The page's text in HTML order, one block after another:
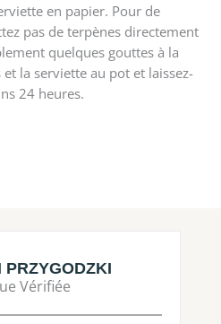
en papier. Pour de
pas de terpènes directement
quelques gouttes à la
la serviette au pot et laissez-
24 heures.
PRZYGODZKI
Vérifiée